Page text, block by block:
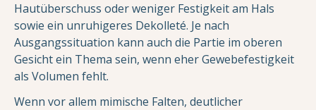
Hautüberschuss oder weniger Festigkeit am Hals
sowie ein unruhigeres Dekolleté. Je nach
Ausgangssituation kann auch die Partie im oberen
Gesicht ein Thema sein, wenn eher Gewebefestigkeit
als Volumen fehlt.
Wenn vor allem mimische Falten, deutlicher